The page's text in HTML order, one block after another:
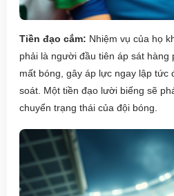
Tiền đạo cắm: Nhiệm vụ của họ
phải là người đầu tiên áp sát
mất bóng, gây áp lực ngay lập tức
soát. Một tiền đạo lười biếng sẽ
chuyển trạng thái của đội bóng.